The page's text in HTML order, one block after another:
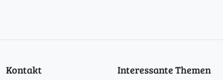
Kontakt Interessante Themen